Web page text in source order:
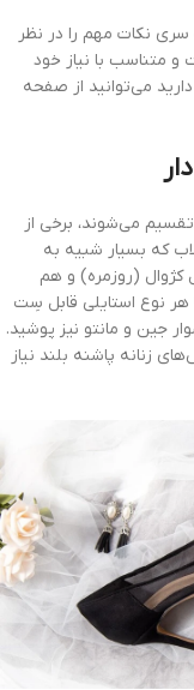
نکات مهم را در نظر
و متناسب با نیاز خود
می‌توانید از صفحه
می‌شوند، برخی از
که بسیار شبیه به
کژوال (روزمره) و هم
نوع استایلی قابل سِت
جین و مانتو نیز پوشید.
زنانه پاشنه بلند نیاز